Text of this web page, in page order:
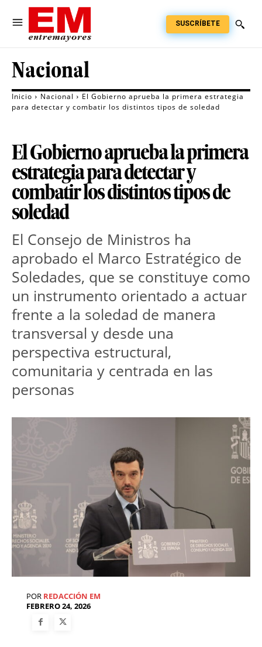
SUSCRÍBETE
Nacional
Inicio Nacional
El Gobierno aprueba la primera estrategia
para detectar y combatir los distintos tipos de soledad
El Gobierno aprueba la primera
estrategia para detectar y
combatir los distintos tipos de
soledad
El Consejo de Ministros ha
aprobado el Marco Estratégico de
Soledades, que se constituye como
un instrumento orientado a actuar
frente a la soledad de manera
transversal y desde una
perspectiva estructural,
comunitaria y centrada en las
personas
POR REDACCIÓN EM
FEBRERO 24, 2026